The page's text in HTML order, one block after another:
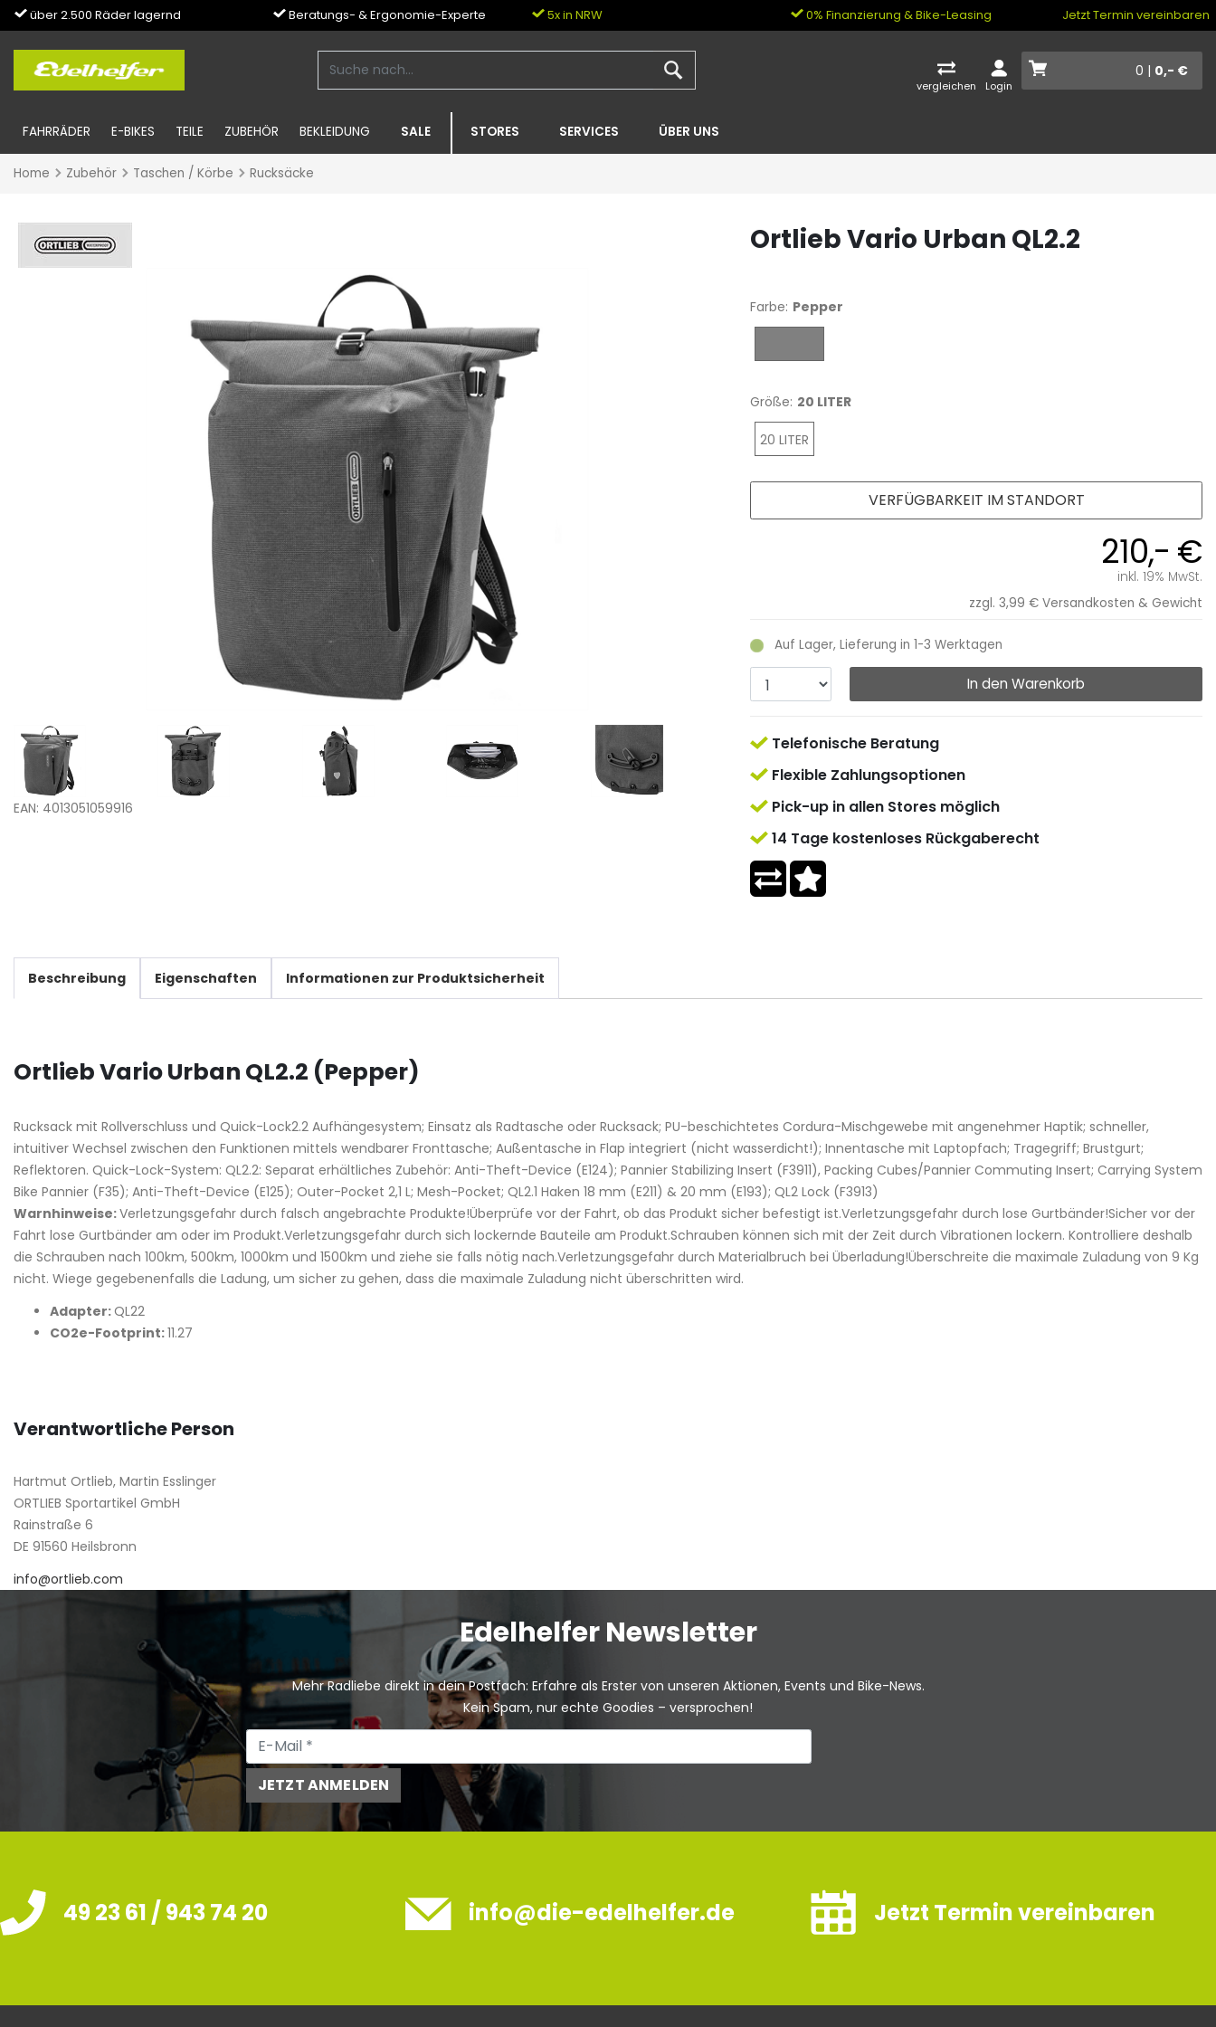
über 2.500 Räder lagernd Beratungs- & Ergonomie-Experte 5x in NRW 0% Finanzierung & Bike-Leasing Jetzt Termin vereinbaren
vergleichen Login
0 | 0,- €
FAHRRÄDER E-BIKES TEILE ZUBEHÖR BEKLEIDUNG SALE STORES SERVICES ÜBER UNS
Home Zubehör Taschen / Körbe Rucksäcke
EAN: 4013051059916
Ortlieb Vario Urban QL2.2
Farbe: Pepper
Größe: 20 LITER
20 LITER
210,- €
inkl. 19% MwSt.
zzgl. 3,99 € Versandkosten & Gewicht
Auf Lager, Lieferung in 1-3 Werktagen
In den Warenkorb
VERFÜGBARKEIT IM STANDORT
Telefonische Beratung
Flexible Zahlungsoptionen
Pick-up in allen Stores möglich
14 Tage kostenloses Rückgaberecht
Beschreibung Eigenschaften Informationen zur Produktsicherheit
Ortlieb Vario Urban QL2.2 (Pepper)
Rucksack mit Rollverschluss und Quick-Lock2.2 Aufhängesystem; Einsatz als Radtasche oder Rucksack; PU-beschichtetes Cordura-Mischgewebe mit angenehmer Haptik; schneller,
intuitiver Wechsel zwischen den Funktionen mittels wendbarer Fronttasche; Außentasche in Flap integriert (nicht wasserdicht!); Innentasche mit Laptopfach; Tragegriff; Brustgurt;
Reflektoren. Quick-Lock-System: QL2.2: Separat erhältliches Zubehör: Anti-Theft-Device (E124); Pannier Stabilizing Insert (F3911), Packing Cubes/Pannier Commuting Insert; Carrying System
Bike Pannier (F35); Anti-Theft-Device (E125); Outer-Pocket 2,1 L; Mesh-Pocket; QL2.1 Haken 18 mm (E211) & 20 mm (E193); QL2 Lock (F3913)
Warnhinweise:Verletzungsgefahr durch falsch angebrachte Produkte!Überprüfe vor der Fahrt, ob das Produkt sicher befestigt ist.Verletzungsgefahr durch lose Gurtbänder!Sicher vor der
Fahrt lose Gurtbänder am oder im Produkt.Verletzungsgefahr durch sich lockernde Bauteile am Produkt.Schrauben können sich mit der Zeit durch Vibrationen lockern. Kontrolliere deshalb
die Schrauben nach 100km, 500km, 1000km und 1500km und ziehe sie falls nötig nach.Verletzungsgefahr durch Materialbruch bei Überladung!Überschreite die maximale Zuladung von 9 Kg
nicht. Wiege gegebenenfalls die Ladung, um sicher zu gehen, dass die maximale Zuladung nicht überschritten wird.
Adapter:QL22
CO2e-Footprint:11.27
Verantwortliche Person
Hartmut Ortlieb, Martin Esslinger
ORTLIEB Sportartikel GmbH
Rainstraße 6
DE 91560 Heilsbronn
info@ortlieb.com
Edelhelfer Newsletter
Mehr Radliebe direkt in dein Postfach: Erfahre als Erster von unseren Aktionen, Events und Bike-News.
Kein Spam, nur echte Goodies – versprochen!
JETZT ANMELDEN
49 23 61 / 943 74 20 info@die-edelhelfer.de Jetzt Termin vereinbaren